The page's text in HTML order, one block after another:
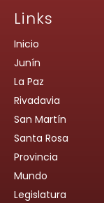
Links
Inicio
Junín
La Paz
Rivadavia
San Martín
Santa Rosa
Provincia
Mundo
Legislatura